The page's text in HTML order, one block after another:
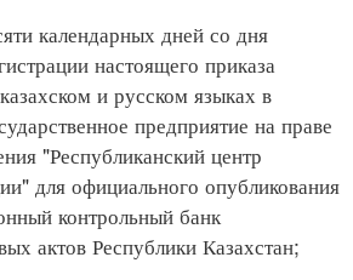
календарных дней со дня
настоящего приказа
и русском языках в
предприятие на праве
"Республиканский центр
для официального опубликования
контрольный банк
актов Республики Казахстан;